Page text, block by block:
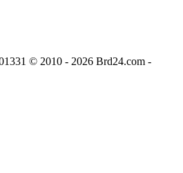
© 2010 - 2026 Brd24.com -